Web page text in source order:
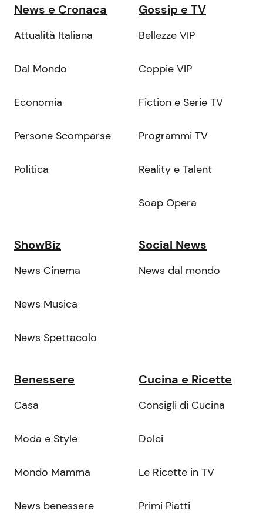
News e Cronaca
Attualità Italiana
Dal Mondo
Economia
Persone Scomparse
Politica
Gossip e TV
Bellezze VIP
Coppie VIP
Fiction e Serie TV
Programmi TV
Reality e Talent
Soap Opera
ShowBiz
News Cinema
News Musica
News Spettacolo
Social News
News dal mondo
Benessere
Casa
Moda e Style
Mondo Mamma
News benessere
Cucina e Ricette
Consigli di Cucina
Dolci
Le Ricette in TV
Primi Piatti